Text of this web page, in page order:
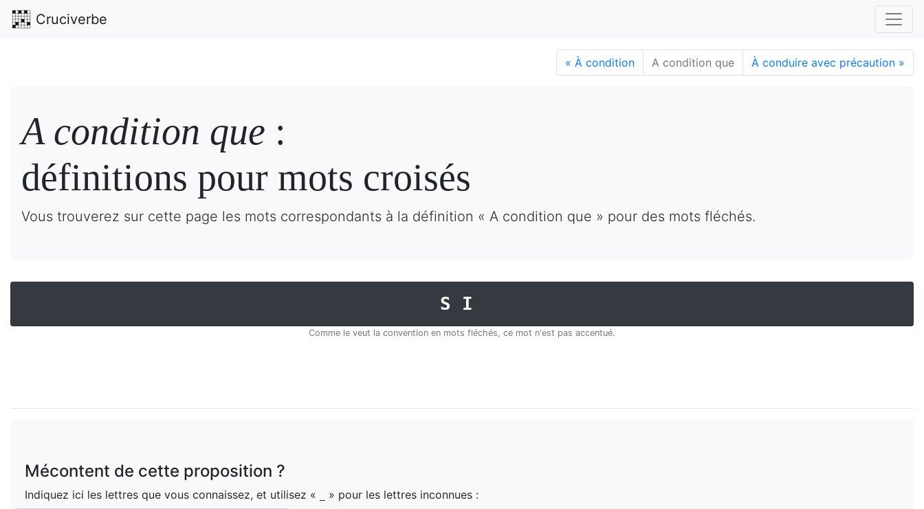
Cruciverbe
« À condition A condition que À conduire avec précaution »
A condition que :
définitions pour mots croisés
Vous trouverez sur cette page les mots correspondants à la définition « A condition que » pour des mots fléchés.
SI
Comme le veut la convention en mots fléchés, ce mot n'est pas accentué.
Mécontent de cette proposition ?
Indiquez ici les lettres que vous connaissez, et utilisez « » pour les lettres inconnues :